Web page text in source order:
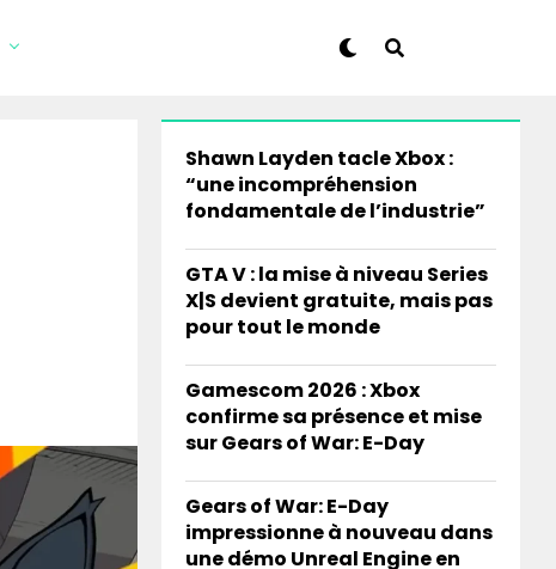
Shawn Layden tacle Xbox :
“une incompréhension
fondamentale de l’industrie”
GTA V : la mise à niveau Series
X|S devient gratuite, mais pas
pour tout le monde
Gamescom 2026 : Xbox
confirme sa présence et mise
sur Gears of War: E-Day
Gears of War: E-Day
impressionne à nouveau dans
une démo Unreal Engine en